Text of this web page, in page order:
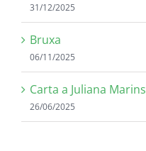
31/12/2025
Bruxa
06/11/2025
Carta a Juliana Marins
26/06/2025